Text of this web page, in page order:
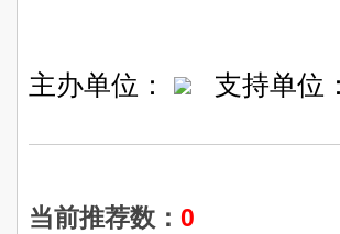
主办单位： 支持单位
当前推荐数： 0